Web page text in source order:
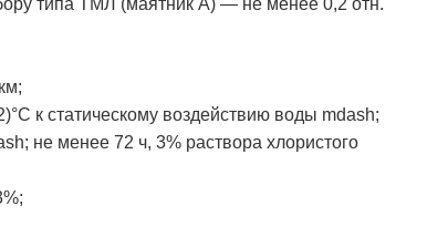
типа ТМЛ (маятник А) — не менее 0,2 отн.
к статическому воздействию воды mdash;
не менее 72 ч, 3% раствора хлористого